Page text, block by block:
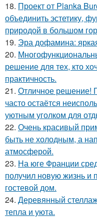
18. Проект от Planka
объединить эстетику,
природой в большом
19. Эра дофамина:
20.
решение для тех, кто
практичность.
21. Отличное решение!
часто остаётся
уютным уголком для
22. Очень красивый
быть не холодным, а
атмосферой.
23. На юге Франции
получил новую жизнь и
гостевой дом.
24. Деревянный
тепла и уюта.